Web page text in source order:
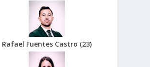
Rafael Fuentes Castro (23)